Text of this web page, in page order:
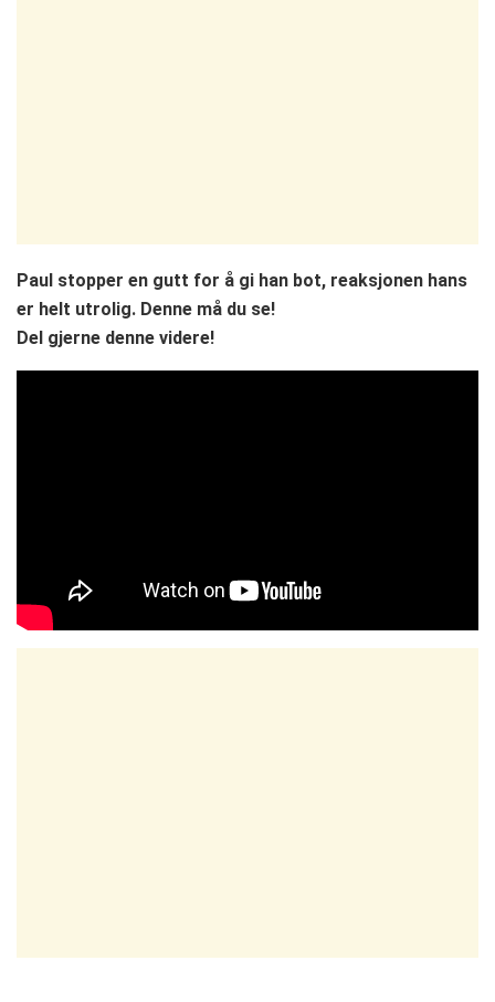
Paul stopper en gutt for å gi han bot, reaksjonen hans
er helt utrolig. Denne må du se!
Del gjerne denne videre!